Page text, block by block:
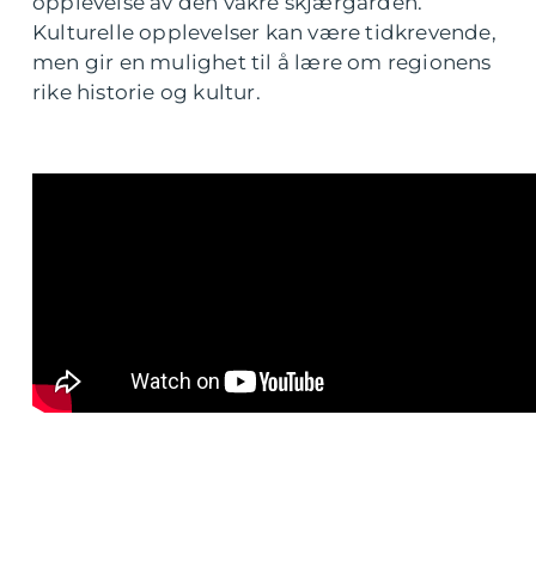
Kulturelle opplevelser kan være tidkrevende,
men gir en mulighet til å lære om regionens
rike historie og kultur.